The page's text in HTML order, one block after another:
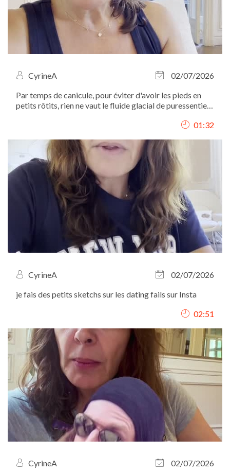
CyrineA
02/07/2026
Par temps de canicule, pour éviter d'avoir les pieds en
petits rôtits, rien ne vaut le fluide glacial de puressentiel.
01:32
CyrineA
02/07/2026
je fais des petits sketchs sur les dating fails sur Insta
02:51
CyrineA
02/07/2026